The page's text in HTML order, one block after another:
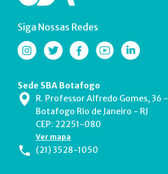
Siga Nossas Redes
Sede SBA Botafogo
R. Professor Alfredo Gomes, 36 -
Botafogo Rio de Janeiro - RJ
CEP: 22251-080
Ver mapa
(21) 3528-1050